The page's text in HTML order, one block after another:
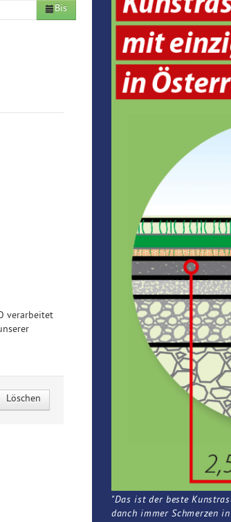
Bis
verarbeitet
Löschen
"Das ist der beste
danch immer Schmerzen